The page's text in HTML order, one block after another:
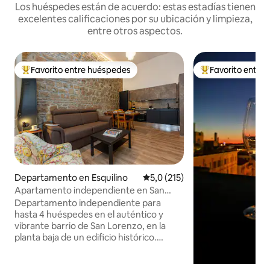
Los huéspedes están de acuerdo: estas estadías tienen
excelentes calificaciones por su ubicación y limpieza,
entre otros aspectos.
Favorito entre los huéspedes más destacados
Favorito entre huéspedes
Departamento en Esquilino Calificación promedio: 5,0 de
5,0 (215)
Apartamento independiente en San
Lorenzo
Departamento independiente para
hasta 4 huéspedes en el auténtico y
vibrante barrio de San Lorenzo, en la
planta baja de un edificio histórico.
Favorito entre
Favorito entre